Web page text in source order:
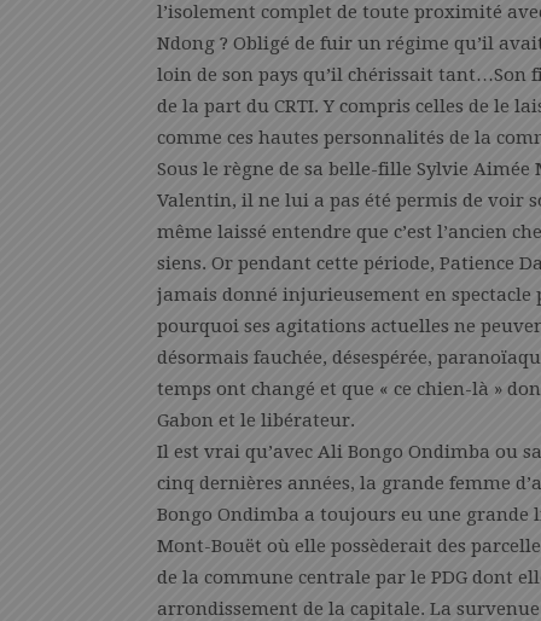
l’isolement complet de toute proximité
Ndong ? Obligé de fuir un régime qu’il
loin de son pays qu’il chérissait tant…Son
de la part du CRTI. Y compris celles de le
comme ces hautes personnalités de la
Sous le règne de sa belle-fille Sylvie
Valentin, il ne lui a pas été permis de voir
même laissé entendre que c’est l’ancien
siens. Or pendant cette période, Patience
jamais donné injurieusement en
pourquoi ses agitations actuelles ne
désormais fauchée, désespérée,
temps ont changé et que « ce chien-là »
Gabon et le libérateur.
Il est vrai qu’avec Ali Bongo Ondimba ou
cinq dernières années, la grande femme
Bongo Ondimba a toujours eu une
Mont-Bouët où elle possèderait des
de la commune centrale par le PDG dont
arrondissement de la capitale. La